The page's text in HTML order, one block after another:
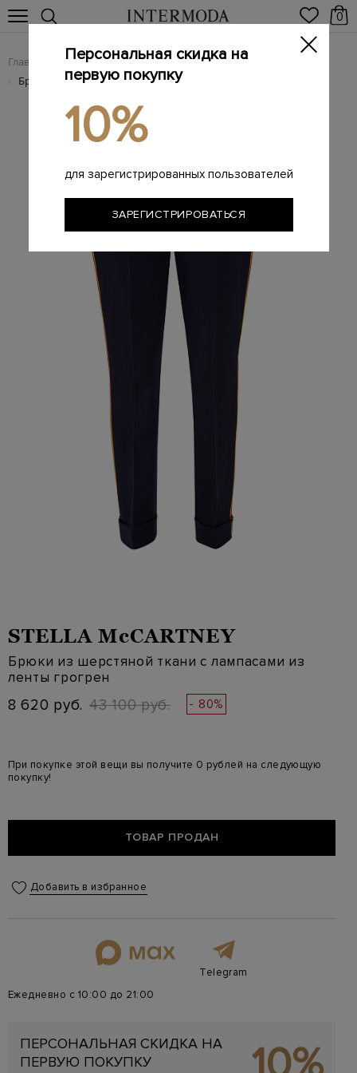
0
Главная Женщинам / Женская одежда / Женские брюки
/ Брюки из шерстяной ткани с лампасами из ленты грогрен
STELLA McCARTNEY
Брюки из шерстяной ткани с лампасами из
ленты грогрен
8 620 руб. 43 100 руб. - 80%
При покупке этой вещи вы получите 0 рублей на следующую
покупку!
ТОВАР ПРОДАН
Добавить в избранное
Telegram
Ежедневно с 10:00 до 21:00
ПЕРСОНАЛЬНАЯ СКИДКА НА
ПЕРВУЮ ПОКУПКУ
Персональная скидка на
первую покупку
10%
для зарегистрированных пользователей
ЗАРЕГИСТРИРОВАТЬСЯ